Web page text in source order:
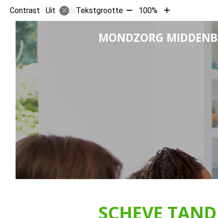
Contrast Uit Tekstgrootte Tekst
verkleinen
10%
100%
Tekst
vergroten
10%
MONDZORG
SCHEVE